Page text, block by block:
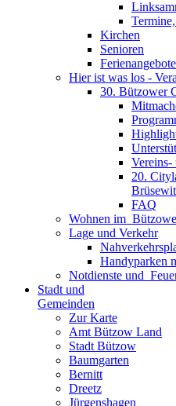
Kirchen
Senioren
Ferienangebote
Hier ist was los -
30. Bützower
Vereins-
20.
FAQ
Wohnen im
Lage und Verkehr
Handyparken
Notdienste und
Stadt und
Gemeinden
Zur Karte
Amt Bützow Land
Stadt Bützow
Baumgarten
Bernitt
Dreetz
Jürgenshagen